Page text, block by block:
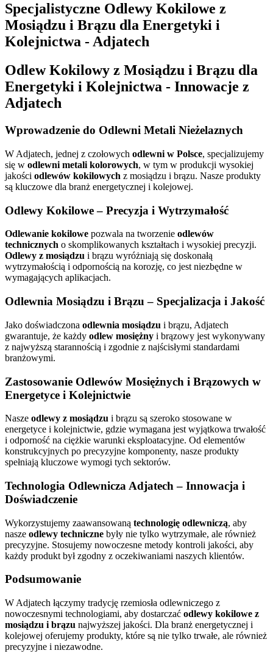
Specjalistyczne Odlewy Kokilowe z
Mosiądzu i Brązu dla Energetyki i
Kolejnictwa - Adjatech
Odlew Kokilowy z Mosiądzu i Brązu dla
Energetyki i Kolejnictwa - Innowacje z
Adjatech
Wprowadzenie do Odlewni Metali Nieżelaznych
W Adjatech, jednej z czołowych odlewni w Polsce, specjalizujemy
się w odlewni metali kolorowych, w tym w produkcji wysokiej
jakości odlewów kokilowych z mosiądzu i brązu. Nasze produkty
są kluczowe dla branż energetycznej i kolejowej.
Odlewy Kokilowe– Precyzja i Wytrzymałość
Odlewanie kokilowe pozwala na tworzenie odlewów
technicznych o skomplikowanych kształtach i wysokiej precyzji.
Odlewy z mosiądzu i brązu wyróżniają się doskonałą
wytrzymałością i odpornością na korozję, co jest niezbędne w
wymagających aplikacjach.
Odlewnia Mosiądzu i Brązu – Specjalizacja i Jakość
Jako doświadczona odlewnia mosiądzu i brązu, Adjatech
gwarantuje, że każdy odlew mosiężny i brązowy jest wykonywany
z najwyższą starannością i zgodnie z najścisłymi standardami
branżowymi.
Zastosowanie Odlewów Mosiężnych i Brązowych w
Energetyce i Kolejnictwie
Nasze odlewy z mosiądzu i brązu są szeroko stosowane w
energetyce i kolejnictwie, gdzie wymagana jest wyjątkowa trwałość
i odporność na ciężkie warunki eksploatacyjne. Od elementów
konstrukcyjnych po precyzyjne komponenty, nasze produkty
spełniają kluczowe wymogi tych sektorów.
Technologia Odlewnicza Adjatech – Innowacja i
Doświadczenie
Wykorzystujemy zaawansowaną technologię odlewniczą, aby
nasze odlewy techniczne były nie tylko wytrzymałe, ale również
precyzyjne. Stosujemy nowoczesne metody kontroli jakości, aby
każdy produkt był zgodny z oczekiwaniami naszych klientów.
Podsumowanie
W Adjatech łączymy tradycję rzemiosła odlewniczego z
nowoczesnymi technologiami, aby dostarczać odlewy kokilowe z
mosiądzu i brązu najwyższej jakości. Dla branż energetycznej i
kolejowej oferujemy produkty, które są nie tylko trwałe, ale również
precyzyjne i niezawodne.